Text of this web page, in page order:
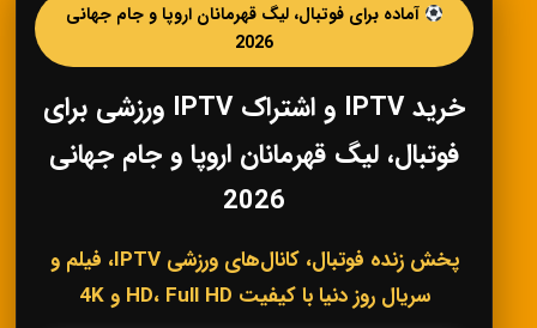
آماده برای فوتبال، لیگ قهرمانان اروپا و جام جهانی
2026
خرید IPTV و اشتراک IPTV ورزشی برای
فوتبال، لیگ قهرمانان اروپا و جام جهانی
2026
پخش زنده فوتبال، کانال‌های ورزشی IPTV، فیلم و
سریال روز دنیا با کیفیت HD، Full HD و 4K